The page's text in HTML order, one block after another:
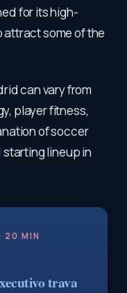
for its high-
attract some of the
can vary from
player fitness,
of soccer
starting lineup in
20 MIN
trava